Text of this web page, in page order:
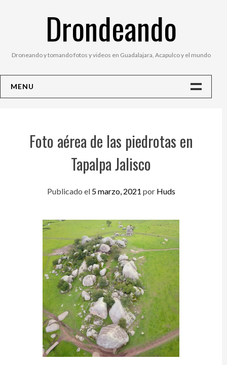
Drondeando
Droneando y tomando fotos y videos en Guadalajara, Acapulco y el mundo
MENU
Foto aérea de las piedrotas en
Tapalpa Jalisco
Publicado el 5 marzo, 2021 por Huds